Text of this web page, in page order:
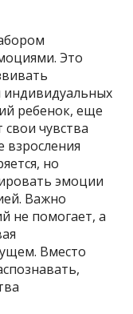
Это
индивидуальных
ребенок, еще
чувства
взросления
но
эмоции
Важно
не помогает, а
Вместо